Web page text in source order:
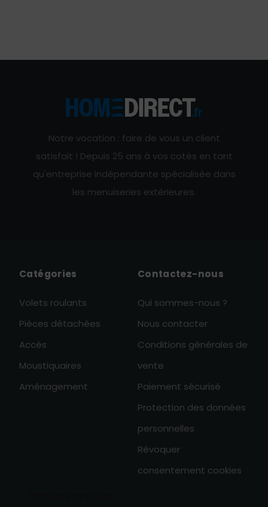
Notre vocation : faire de vous un client
satisfait ! Depuis 25 ans à vos cotés en tant
qu'entreprise indépendante spécialisée dans
les menuiseries extérieures.
Catégories
Volets roulants
Pièces détachées
Accès
Moustiquaires
Aménagement
Contactez-nous
Qui sommes-nous ?
Nous contacter
Conditions générales de
vente
Paiement sécurisé
Protection des données
personnelles
Révoquer
consentement cookies